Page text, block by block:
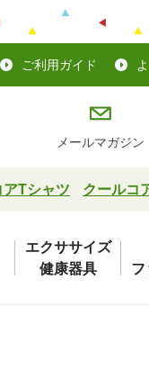
ご利用ガイド
メールマガジン
アTシャツ クールコ
エクササイズ
健康器具
フ